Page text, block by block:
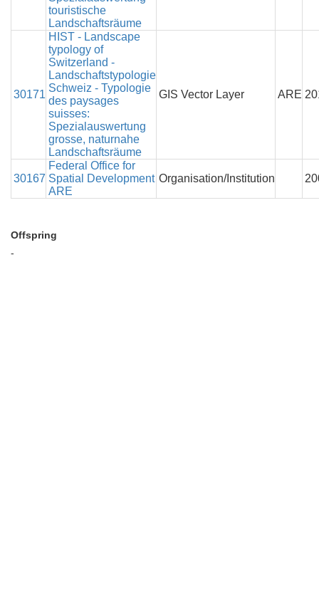
touristische
Landschaftsräume
30171
HIST - Landscape
typology of
Switzerland -
Landschaftstypologie
Schweiz - Typologie
des paysages
suisses:
Spezialauswertung
grosse, naturnahe
Landschaftsräume
GIS Vector Layer ARE
30167
Federal Office for
Spatial Development
ARE
Organisation/Institution
Offspring
-